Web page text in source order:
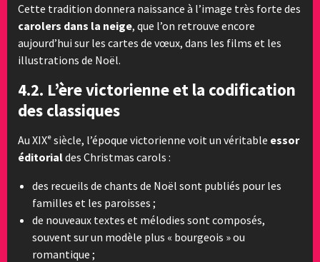
Cette tradition donnera naissance à l’image très forte des
carolers dans la neige, que l’on retrouve encore
aujourd’hui sur les cartes de vœux, dans les films et les
illustrations de Noël.
4.2. L’ère victorienne et la codification
des classiques
Au XIXᵉ siècle, l’époque victorienne voit un véritable essor
éditorialdes Christmas carols :
des recueils de chants de Noël sont publiés pour les
familles et les paroisses ;
de nouveaux textes et mélodies sont composés,
souvent sur un modèle plus « bourgeois » ou
romantique ;